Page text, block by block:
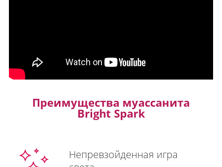
Преимущества муассанита
Bright Spark
Непревзойденная игра